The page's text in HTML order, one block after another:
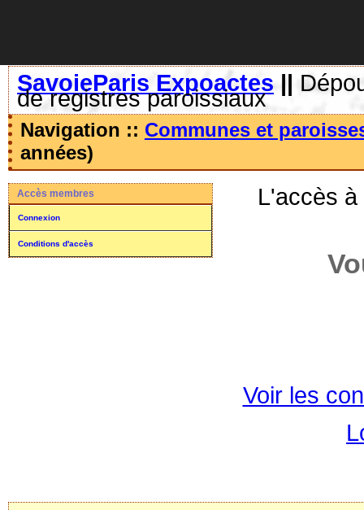
SavoieParis Expoactes ||
de registres paroissiaux
Navigation :: Communes et
années)
Accès membres
Connexion
Conditions d'accès
L'accès
Voir les